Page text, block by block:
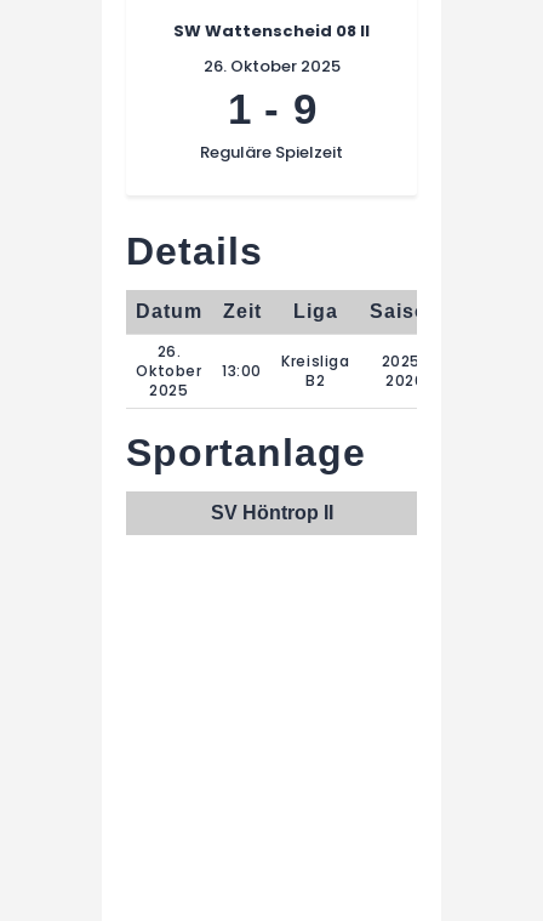
SW Wattenscheid 08 II
26. Oktober 2025
1- 9
Reguläre Spielzeit
Details
Datum Zeit Liga Saison
26.
Oktober
2025
13:00
Kreisliga
B2
2025-
2026
Sportanlage
SV Höntrop II